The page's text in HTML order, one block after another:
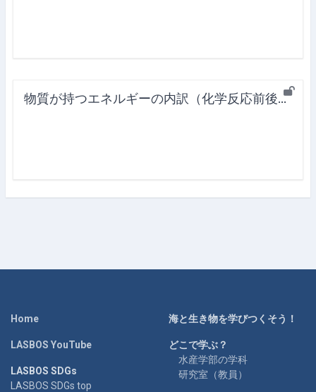
物質が持つエネルギーの内訳（化学反応前後の変化）
Home
LASBOS YouTube
LASBOS SDGs
LASBOS SDGs top
海と生き物を学びつくそう！
どこで学ぶ？
水産学部の学科
研究室（教員）